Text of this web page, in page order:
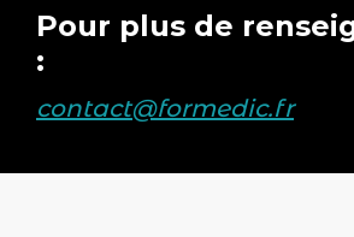
Pour plus de
:
contact@formedic.fr